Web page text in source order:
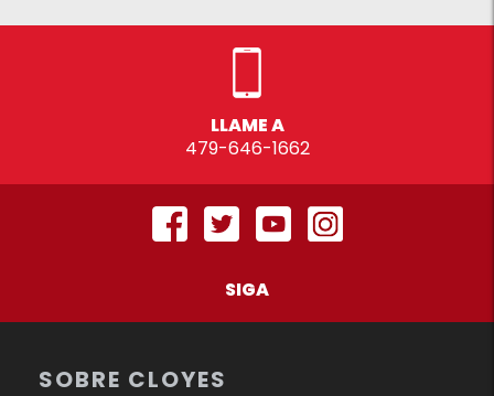
LLAME A
479-646-1662
SIGA
SOBRE CLOYES